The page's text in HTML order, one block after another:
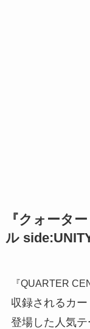
『クォータ
ル
『QUARTER
収録されるカ
登場した人気テ